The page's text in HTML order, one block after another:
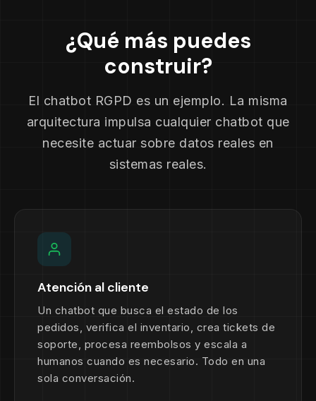
¿Qué más puedes
construir?
El chatbot RGPD es un ejemplo. La misma
arquitectura impulsa cualquier chatbot que
necesite actuar sobre datos reales en
sistemas reales.
Atención al cliente
Un chatbot que busca el estado de los
pedidos, verifica el inventario, crea tickets de
soporte, procesa reembolsos y escala a
humanos cuando es necesario. Todo en una
sola conversación.